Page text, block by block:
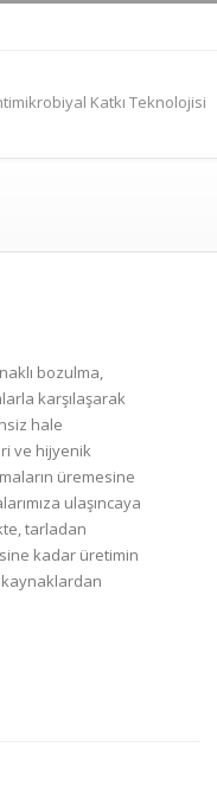
Katkı Teknolojisi
bozulma,
karşılaşarak
hale
ve hijyenik
üremesine
ulaşıncaya
tarladan
kadar üretimin